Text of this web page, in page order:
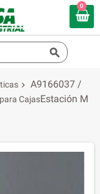
0

Cajas
 A9166037 /
Estación M